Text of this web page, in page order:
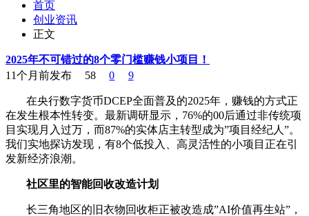
首页
创业资讯
正文
2025年不可错过的8个零门槛赚钱小项目！
11个月前发布
58 0 9
在央行数字货币DCEP全面普及的2025年，赚钱的方式正
在发生根本性转变。最新调研显示，76%的00后通过非传统项
目实现月入过万，而87%的实体店主转型成为”项目经纪人”。
我们实地探访发现，有8个低投入、高灵活性的小项目正在引
发新经济浪潮。
社区里的智能回收改造计划
长三角地区的旧衣物回收柜正被改造成”AI价值再生站”，